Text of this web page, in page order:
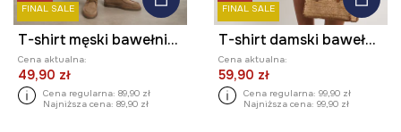
FINAL SALE
T-shirt męski bawełniany z efektem sprania
Cena aktualna:
49,90 zł
Cena regularna: 89,90 zł
Najniższa cena: 89,90 zł
FINAL SALE
T-shirt damski bawełniany z elastanem z motywem roślinnym
Cena aktualna:
59,90 zł
Cena regularna: 99,90 zł
Najniższa cena: 99,90 zł